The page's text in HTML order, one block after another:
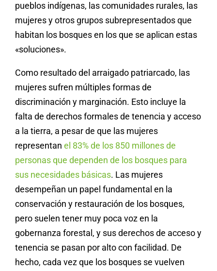
pueblos indígenas, las comunidades rurales, las
mujeres y otros grupos subrepresentados que
habitan los bosques en los que se aplican estas
«soluciones».
Como resultado del arraigado patriarcado, las
mujeres sufren múltiples formas de
discriminación y marginación. Esto incluye la
falta de derechos formales de tenencia y acceso
a la tierra, a pesar de que las mujeres
representanel 83% de los 850 millones de
personas que dependen de los bosques para
sus necesidades básicas. Las mujeres
desempeñan un papel fundamental en la
conservación y restauración de los bosques,
pero suelen tener muy poca voz en la
gobernanza forestal, y sus derechos de acceso y
tenencia se pasan por alto con facilidad. De
hecho, cada vez que los bosques se vuelven